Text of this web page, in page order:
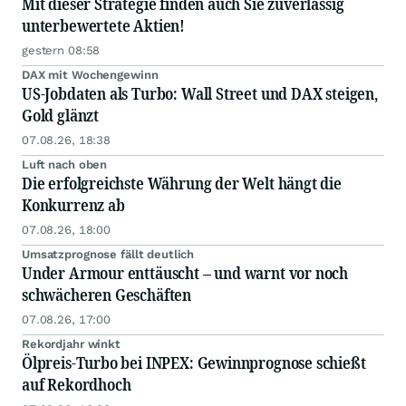
unterbewertete Aktien!
gestern 08:58
DAX mit Wochengewinn
US-Jobdaten als Turbo: Wall Street und DAX steigen,
Gold glänzt
07.08.26, 18:38
Luft nach oben
Die erfolgreichste Währung der Welt hängt die
Konkurrenz ab
07.08.26, 18:00
Umsatzprognose fällt deutlich
Under Armour enttäuscht – und warnt vor noch
schwächeren Geschäften
07.08.26, 17:00
Rekordjahr winkt
Ölpreis-Turbo bei INPEX: Gewinnprognose schießt
auf Rekordhoch